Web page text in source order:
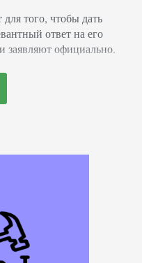
того, чтобы дать
ответ на его
заявляют официально.
отслеживают
ресурсом, как эти